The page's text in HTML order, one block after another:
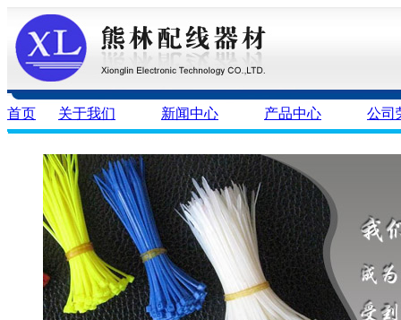
首页 关于我们 新闻中心 产品中心 公司